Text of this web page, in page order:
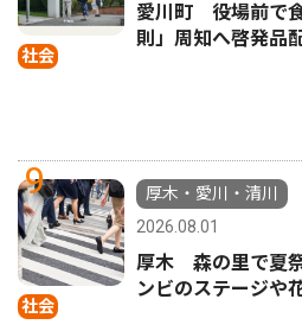
社会
愛川町 役場前で
則」周知へ啓発品
9
社会
厚木・愛川・清川
2026.08.01
厚木 森の里で夏
ンビのステージや